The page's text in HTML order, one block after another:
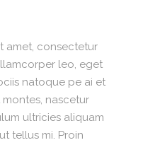
amet, consectetur
leo, eget
natoque pe ai et
nascetur
ultricies aliquam
tellus mi. Proin